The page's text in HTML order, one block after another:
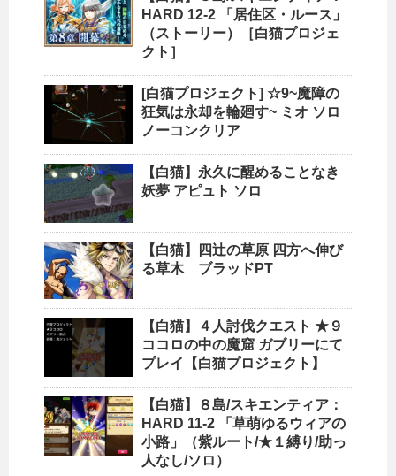
HARD 12-2 「居住区・ルース」
（ストーリー）［白猫プロジェ
クト］
[白猫プロジェクト] ☆9~魔障の
狂気は永却を輪廻す~ ミオ ソロ
ノーコンクリア
【白猫】永久に醒めることなき
妖夢 アピュト ソロ
【白猫】四辻の草原 四方へ伸び
る草木 ブラッドPT
【白猫】４人討伐クエスト ★９
ココロの中の魔窟 ガブリーにて
プレイ【白猫プロジェクト】
【白猫】８島/スキエンティア：
HARD 11-2 「草萌ゆるウィアの
小路」（紫ルート/★１縛り/助っ
人なし/ソロ）